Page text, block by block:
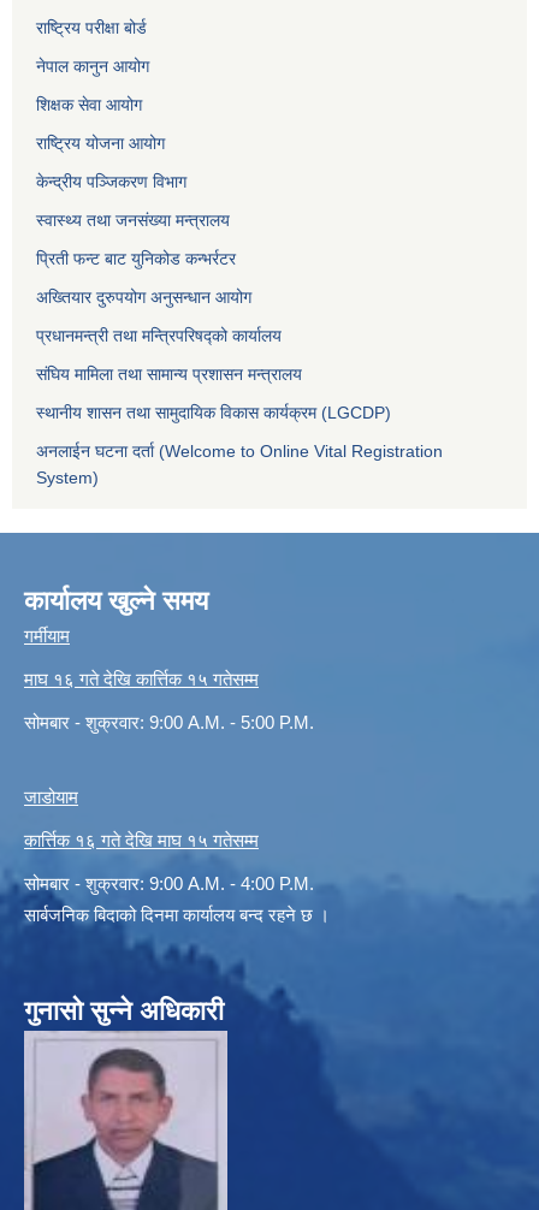
राष्ट्रिय परीक्षा बोर्ड
नेपाल कानुन आयोग
शिक्षक सेवा आयोग
राष्ट्रिय योजना आयोग
केन्द्रीय पञ्जिकरण विभाग
स्वास्थ्य तथा जनसंख्या मन्त्रालय
प्रिती फन्ट बाट युनिकोड कन्भर्रटर
अख्तियार दुरुपयोग अनुसन्धान आयोग
प्रधानमन्त्री तथा मन्त्रिपरिषद्को कार्यालय
संघिय मामिला तथा सामान्य प्रशासन मन्त्रालय
स्थानीय शासन तथा सामुदायिक विकास कार्यक्रम (LGCDP)
अनलाईन घटना दर्ता (Welcome to Online Vital Registration
System)
कार्यालय खुल्ने समय
गर्मीयाम
माघ १६ गते देखि कार्त्तिक १५ गतेसम्म
सोमबार - शुक्रवार: 9:00 A.M. - 5:00 P.M.
जाडोयाम
कार्त्तिक १६ गते देखि माघ १५ गतेसम्म
सोमबार - शुक्रवार: 9:00 A.M. - 4:00 P.M.
सार्बजनिक बिदाको दिनमा कार्यालय बन्द रहने छ ।
गुनासो सुन्ने अधिकारी